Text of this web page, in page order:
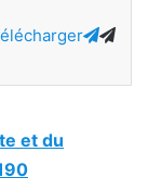
et du